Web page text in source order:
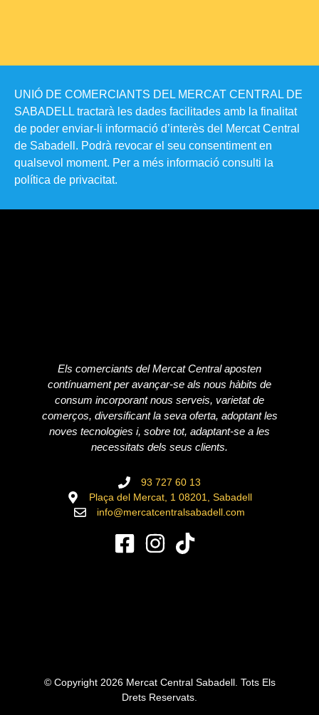
UNIÓ DE COMERCIANTS DEL MERCAT CENTRAL DE
SABADELL tractarà les dades facilitades amb la finalitat
de poder enviar-li informació d’interès del Mercat Central
de Sabadell. Podrà revocar el seu consentiment en
qualsevol moment. Per a més informació consulti la
política de privacitat​.
Els comerciants del Mercat Central aposten
contínuament per avançar-se als nous hàbits de
consum incorporant nous serveis, varietat de
comerços, diversificant la seva oferta, adoptant les
noves tecnologies i, sobre tot, adaptant-se a les
necessitats dels seus clients.
93 727 60 13
Plaça del Mercat, 1 08201, Sabadell
info@mercatcentralsabadell.com
© Copyright 2026 Mercat Central Sabadell. Tots Els
Drets Reservats.